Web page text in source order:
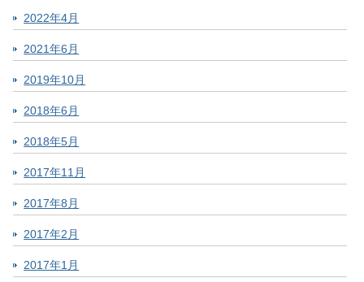
2022年4月
2021年6月
2019年10月
2018年6月
2018年5月
2017年11月
2017年8月
2017年2月
2017年1月